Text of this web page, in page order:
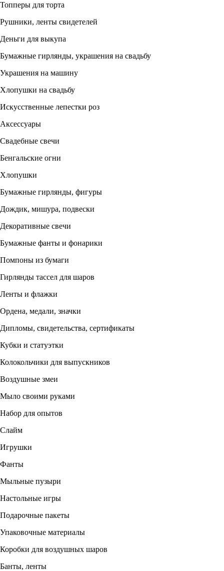
Топперы для торта
Рушники, ленты свидетелей
Деньги для выкупа
Бумажные гирлянды, украшения на свадьбу
Украшения на машину
Хлопушки на свадьбу
Искусственные лепестки роз
Аксессуары
Свадебные свечи
Бенгальские огни
Хлопушки
Бумажные гирлянды, фигуры
Дождик, мишура, подвески
Декоративные свечи
Бумажные фанты и фонарики
Помпоны из бумаги
Гирлянды тассел для шаров
Ленты и флажки
Ордена, медали, значки
Дипломы, свидетельства, сертификаты
Кубки и статуэтки
Колокольчики для выпускников
Воздушные змеи
Мыло своими руками
Набор для опытов
Слайм
Игрушки
Фанты
Мыльные пузыри
Настольные игры
Подарочные пакеты
Упаковочные материалы
Коробки для воздушных шаров
Банты, ленты